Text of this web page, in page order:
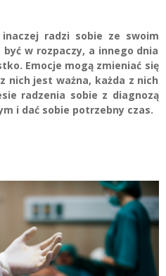
radzi sobie ze swoim
w rozpaczy, a innego dnia
Emocje mogą zmieniać się
nich jest ważna, każda z nich
radzenia sobie z diagnozą
i dać sobie potrzebny czas.